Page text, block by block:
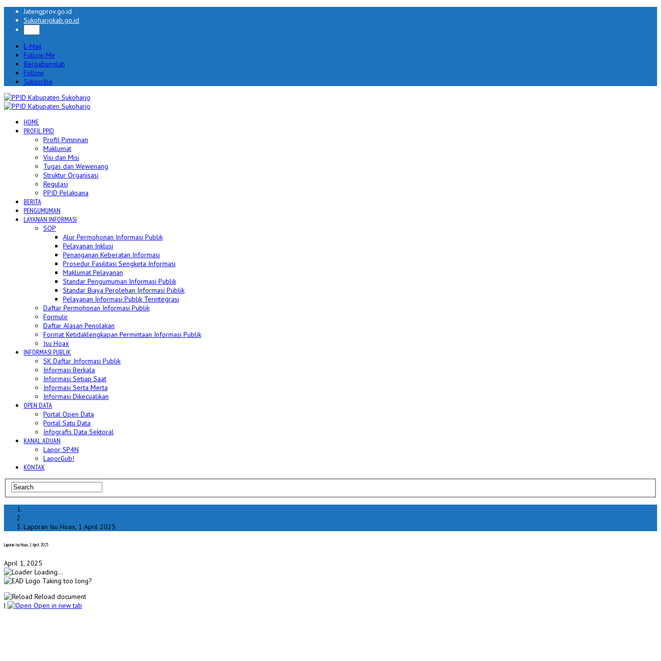
Jatengprov.go.id
Sukoharjokab.go.id
E-Mail
Follow Me
Bergabunglah
Follow
Subscribe
HOME
PROFIL PPID
Profil Pimpinan
Maklumat
Visi dan Misi
Tugas dan Wewenang
Struktur Organisasi
Regulasi
PPID Pelaksana
BERITA
PENGUMUMAN
LAYANAN INFORMASI
SOP
Alur Permohonan Informasi Publik
Pelayanan Inklusi
Penanganan Keberatan Informasi
Prosedur Fasilitasi Sengketa Informasi
Maklumat Pelayanan
Standar Pengumuman Informasi Publik
Standar Biaya Perolehan Informasi Publik
Pelayanan Informasi Publik Terintegrasi
Daftar Permohonan Informasi Publik
Formulir
Daftar Alasan Penolakan
Format Ketidaklengkapan Permintaan Informasi Publik
Isu Hoax
INFORMASI PUBLIK
SK Daftar Informasi Publik
Informasi Berkala
Informasi Setiap Saat
Informasi Serta Merta
Informasi Dikecualikan
OPEN DATA
Portal Open Data
Portal Satu Data
Infografis Data Sektoral
KANAL ADUAN
Lapor SP4N
LaporGub!
KONTAK
Laporan Isu Hoax, 1 April 2025
Laporan Isu Hoax, 1 April 2025
April 1, 2025
Loading...
Taking too long?
Reload document
|
Open in new tab